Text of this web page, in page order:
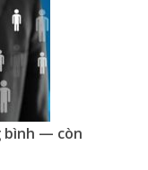
bình — còn